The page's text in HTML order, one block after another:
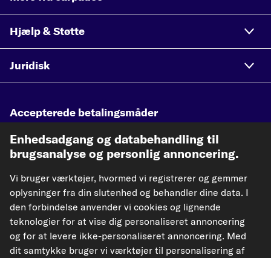
Hjælp & Støtte
Juridisk
Accepterede betalingsmåder
Vores fragtpartnere
kfzteile24.de kfzteile24.at
carpardoo.nl
Enhedsadgang og databehandling til
brugsanalyse og personlig annoncering.
Vi bruger værktøjer, hvormed vi registrerer og gemmer
oplysninger fra din slutenhed og behandler dine data. I
den forbindelse anvender vi cookies og lignende
teknologier for at vise dig personaliseret annoncering
og for at levere ikke-personaliseret annoncering. Med
dit samtykke bruger vi værktøjer til personalisering af